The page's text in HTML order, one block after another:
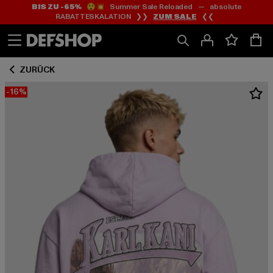
Zum
Inhalt
springen
Zum
Fußzeile
springen
BIS ZU -65%😲💥 Summer Sale Reloaded — absolute
RABATTESKALATION ❯❯ ZUM SALE ❮❮
ZURÜCK
-16%